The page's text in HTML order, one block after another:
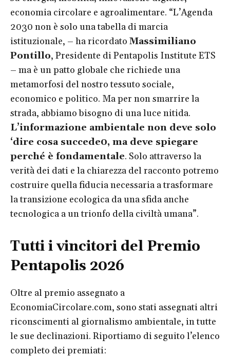
economia circolare e agroalimentare. “L’Agenda
2030 non è solo una tabella di marcia
istituzionale, – ha ricordato Massimiliano
Pontillo, Presidente di Pentapolis Institute ETS
– ma è un patto globale che richiede una
metamorfosi del nostro tessuto sociale,
economico e politico. Ma per non smarrire la
strada, abbiamo bisogno di una luce nitida.
L’informazione ambientale non deve solo
‘dire cosa succede0, ma deve spiegare
perché è fondamentale. Solo attraverso la
verità dei dati e la chiarezza del racconto potremo
costruire quella fiducia necessaria a trasformare
la transizione ecologica da una sfida anche
tecnologica a un trionfo della civiltà umana”.
Tutti i vincitori del Premio
Pentapolis 2026
Oltre al premio assegnato a
EconomiaCircolare.com, sono stati assegnati altri
riconscimenti al giornalismo ambientale, in tutte
le sue declinazioni. Riportiamo di seguito l’elenco
completo dei premiati: